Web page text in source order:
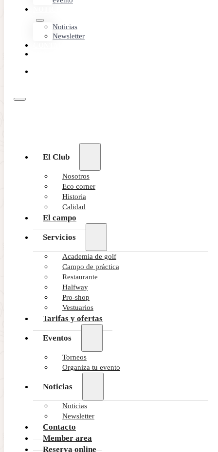
Noticias
Newsletter
El Club
Nosotros
Eco corner
Historia
Calidad
El campo
Servicios
Academia de golf
Campo de práctica
Restaurante
Halfway
Pro-shop
Vestuarios
Tarifas y ofertas
Eventos
Torneos
Organiza tu evento
Noticias
Noticias
Newsletter
Contacto
Member area
Reserva online